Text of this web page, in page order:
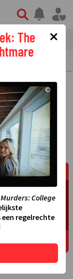
nieuws
×
The
©
College
regelrechte